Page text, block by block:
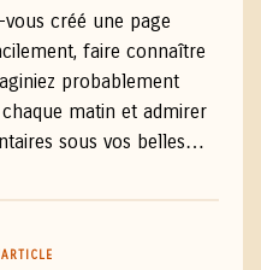
créé une page
faire connaître
probablement
matin et admirer
sous vos belles…